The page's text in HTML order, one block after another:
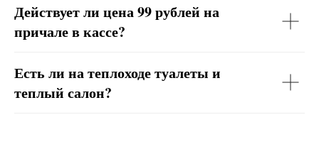
Действует ли цена 99 рублей на
причале в кассе?
Есть ли на теплоходе туалеты и
теплый салон?